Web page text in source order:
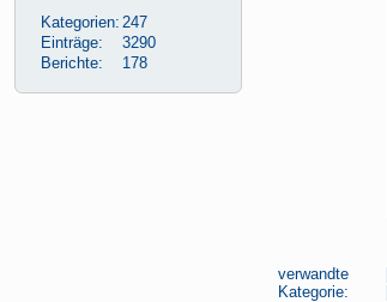
verwandte
Kategorie:
Kategorien: 247
Einträge:
3290
Berichte:
178